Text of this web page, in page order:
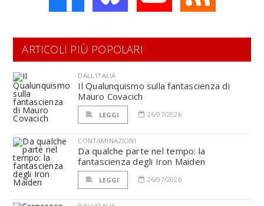
ARTICOLI PIÙ POPOLARI
DALL'ITALIA
Il Qualunquismo sulla fantascienza di
Mauro Covacich
LEGGI 26/07/2026
CONTAMINAZIONI
Da qualche parte nel tempo: la
fantascienza degli Iron Maiden
LEGGI 26/07/2026